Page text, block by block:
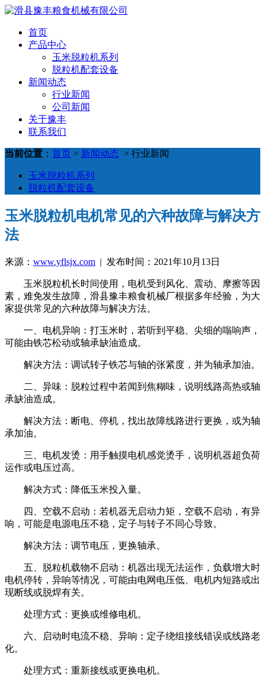
首页
产品中心
玉米脱粒机系列
脱粒机配套设备
新闻动态
行业新闻
公司新闻
关于豫丰
联系我们
当前位置 ： 首页 > 新闻动态 > 行业新闻
玉米脱粒机系列
脱粒机配套设备
玉米脱粒机电机常见的六种故障与解决方
法
来源： www.yflsjx.com | 发布时间：2021年10月13日
玉米脱粒机长时间使用，电机受到风化、震动、摩擦等因
素，难免发生故障，滑县豫丰粮食机械厂根据多年经验，为大
家提供常见的六种故障与解决方法。
一、电机异响：打玉米时，若听到平稳、尖细的嗡响声，
可能由铁芯松动或轴承缺油造成。
解决方法：调试转子铁芯与轴的张紧度，并为轴承加油。
二、异味：脱粒过程中若闻到焦糊味，说明线路高热或轴
承缺油造成。
解决方法：断电、停机，找出故障线路进行更换，或为轴
承加油。
三、电机发烫：用手触摸电机感觉烫手，说明机器超负荷
运作或电压过高。
解决方式：降低玉米投入量。
四、空载不启动：若机器无启动力矩，空载不启动，有异
响，可能是电源电压不稳，定子与转子不同心导致。
解决方法：调节电压，更换轴承。
五、脱粒机载物不启动：机器出现无法运作，负载增大时
电机停转，异响等情况，可能由电网电压低、电机内短路或出
现断线或脱焊有关。
处理方式：更换或维修电机。
六、启动时电流不稳、异响：定子绕组接线错误或线路老
化。
处理方式：重新接线或更换电机。